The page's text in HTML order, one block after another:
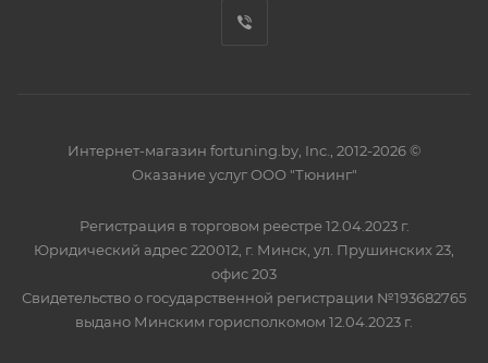
Интернет-магазин fortuning.by, Inc., 2012-2026 ©
Оказание услуг ООО "Тюнинг"
Регистрация в торговом реестре 12.04.2023 г.
Юридический адрес 220012, г. Минск, ул. Прушинских 23,
офис 203
Свидетельство о государственной регистрации №193682765
выдано Минским горисполкомом 12.04.2023 г.